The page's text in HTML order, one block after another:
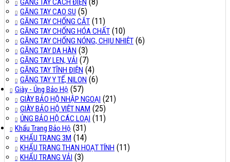
GĂNG TAY CÁCH ĐIỆN
GĂNG TAY CAO SU (5)
GĂNG TAY CHỐNG CẮT (11)
GĂNG TAY CHỐNG HÓA CHẤT (10)
GĂNG TAY CHỐNG NÓNG, CHỊU NHIỆT (6)
GĂNG TAY DA HÀN (3)
GĂNG TAY LEN, VẢI (7)
GĂNG TAY TĨNH ĐIỆN (4)
GĂNG TAY Y TẾ, NILON (6)
Giày - Ủng Bảo Hộ (57)
GIÀY BẢO HỘ NHẬP NGOẠI (21)
GIÀY BẢO HỘ VIỆT NAM (25)
ỦNG BẢO HỘ CÁC LOẠI (11)
Khẩu Trang Bảo Hộ (31)
KHẨU TRANG 3M (14)
KHẨU TRANG THAN HOẠT TÍNH (11)
KHẨU TRANG VẢI (3)